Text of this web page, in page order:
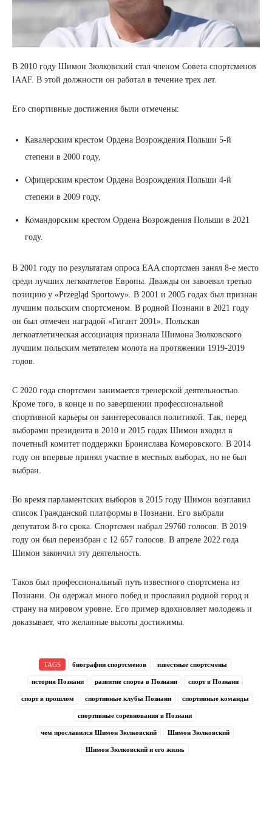
В 2010 году Шимон Зюлковский стал членом Совета спортсменов
IAAF. В этой должности он работал в течение трех лет.
Его спортивные достижения были отмечены:
Кавалерским крестом Ордена Возрождения Польши 5-й
степени в 2000 году,
Офицерским крестом Ордена Возрождения Польши 4-й
степени в 2009 году,
Командорским крестом Ордена Возрождения Польши в 2021
году.
В 2001 году по результатам опроса EAA спортсмен занял 8-е место
среди лучших легкоатлетов Европы. Дважды он завоевал третью
позицию у «Przegląd Sportowy». В 2001 и 2005 годах был признан
лучшим польским спортсменом. В родной Познани в 2021 году
он был отмечен наградой «Гигант 2001». Польская
легкоатлетическая ассоциация признала Шимона Зюлковского
лучшим польским метателем молота на протяжении 1919-2019
годов.
С 2020 года спортсмен занимается тренерской деятельностью.
Кроме того, в конце и по завершении профессиональной
спортивной карьеры он заинтересовался политикой. Так, перед
выборами президента в 2010 и 2015 годах Шимон входил в
почетный комитет поддержки Бронислава Коморовского. В 2014
году он впервые принял участие в местных выборах, но не был
выбран.
Во время парламентских выборов в 2015 году Шимон возглавил
список Гражданской платформы в Познани. Его выбрали
депутатом 8-го срока. Спортсмен набрал 29760 голосов. В 2019
году он был переизбран с 12 657 голосов. В апреле 2022 года
Шимон закончил эту деятельность.
Таков был профессиональный путь известного спортсмена из
Познани. Он одержал много побед и прославил родной город и
страну на мировом уровне. Его пример вдохновляет молодежь и
доказывает, что желанные высоты достижимы.
TAGS биографии спортсменов известные спортсмены
история Познани развитие спорта в Познани спорт в Познани
спорт в прошлом спортивные клубы Познани спортивные команды
спортивные соревнования в Познани
чем прославился Шимон Зюлковский Шимон Зюлковский
Шимон Зюлковский и его жизнь